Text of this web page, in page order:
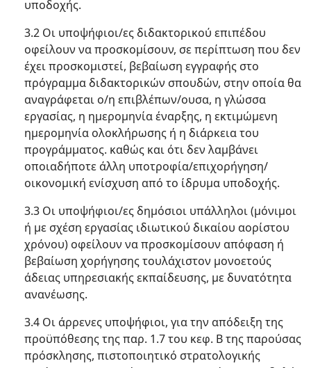
υποδοχής.
3.2 Οι υποψήφιοι/ες διδακτορικού επιπέδου
οφείλουν να προσκομίσουν, σε περίπτωση που δεν
έχει προσκομιστεί, βεβαίωση εγγραφής στο
πρόγραμμα διδακτορικών σπουδών, στην οποία θα
αναγράφεται ο/η επιβλέπων/ουσα, η γλώσσα
εργασίας, η ημερομηνία έναρξης, η εκτιμώμενη
ημερομηνία ολοκλήρωσης ή η διάρκεια του
προγράμματος. καθώς και ότι δεν λαμβάνει
οποιαδήποτε άλλη υποτροφία/επιχορήγηση/
οικονομική ενίσχυση από το ίδρυμα υποδοχής.
3.3 Οι υποψήφιοι/ες δημόσιοι υπάλληλοι (μόνιμοι
ή με σχέση εργασίας ιδιωτικού δικαίου αορίστου
χρόνου) οφείλουν να προσκομίσουν απόφαση ή
βεβαίωση χορήγησης τουλάχιστον μονοετούς
άδειας υπηρεσιακής εκπαίδευσης, με δυνατότητα
ανανέωσης.
3.4 Οι άρρενες υποψήφιοι, για την απόδειξη της
προϋπόθεσης της παρ. 1.7 του κεφ. Β της παρούσας
πρόσκλησης, πιστοποιητικό στρατολογικής